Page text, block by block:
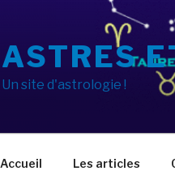
ASTRES
Un site d'astrologie !
Accueil Les articles